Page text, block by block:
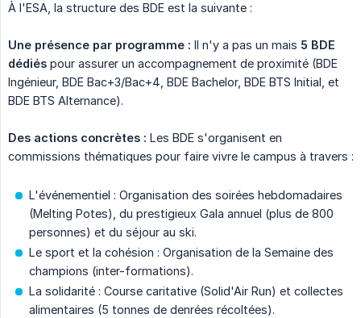
À l'ESA, la structure des BDE est la suivante :
Une présence par programme : Il n'y a pas un mais 5 BDE
dédiés pour assurer un accompagnement de proximité (BDE
Ingénieur, BDE Bac+3/Bac+4, BDE Bachelor, BDE BTS Initial, et
BDE BTS Alternance).
Des actions concrètes : Les BDE s'organisent en
commissions thématiques pour faire vivre le campus à travers :
L'événementiel : Organisation des soirées hebdomadaires
(Melting Potes), du prestigieux Gala annuel (plus de 800
personnes) et du séjour au ski.
Le sport et la cohésion : Organisation de la Semaine des
champions (inter-formations).
La solidarité : Course caritative (Solid'Air Run) et collectes
alimentaires (5 tonnes de denrées récoltées).